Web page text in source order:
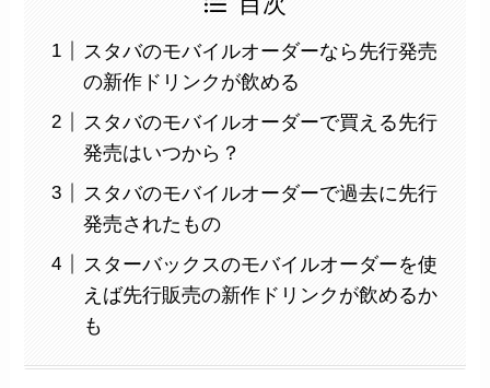
スタバのモバイルオーダーなら先行発売
の新作ドリンクが飲める
スタバのモバイルオーダーで買える先行
発売はいつから？
スタバのモバイルオーダーで過去に先行
発売されたもの
スターバックスのモバイルオーダーを使
えば先行販売の新作ドリンクが飲めるか
も